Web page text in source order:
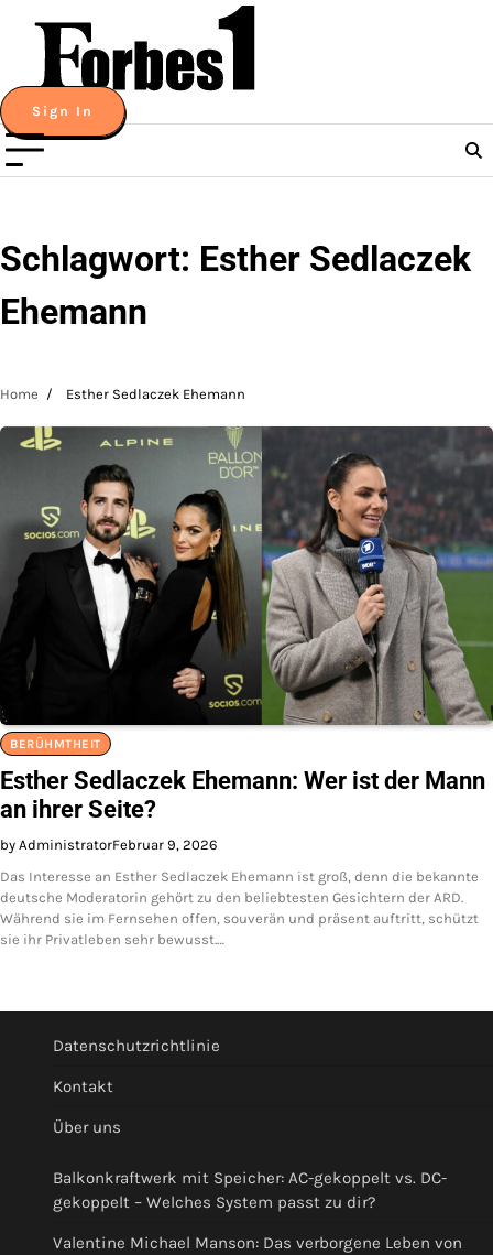
content
Sign In
Schlagwort: Esther Sedlaczek
Ehemann
Home Esther Sedlaczek Ehemann
BERÜHMTHEIT
Esther Sedlaczek Ehemann: Wer ist der Mann
an ihrer Seite?
by AdministratorFebruar 9, 2026
Das Interesse an Esther Sedlaczek Ehemann ist groß, denn die bekannte
deutsche Moderatorin gehört zu den beliebtesten Gesichtern der ARD.
Während sie im Fernsehen offen, souverän und präsent auftritt, schützt
sie ihr Privatleben sehr bewusst.…
Datenschutzrichtlinie
Kontakt
Über uns
Balkonkraftwerk mit Speicher: AC-gekoppelt vs. DC-
gekoppelt – Welches System passt zu dir?
Valentine Michael Manson: Das verborgene Leben von